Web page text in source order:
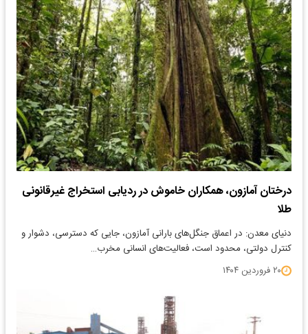
درختان آمازون، همکاران خاموش در ردیابی استخراج غیرقانونی
طلا
​دنیای معدن: در اعماق جنگل‌های بارانی آمازون، جایی که دسترسی، دشوار و
کنترل دولتی، محدود است، فعالیت‌های انسانی مخرب…
۲۰ فروردین ۱۴۰۴